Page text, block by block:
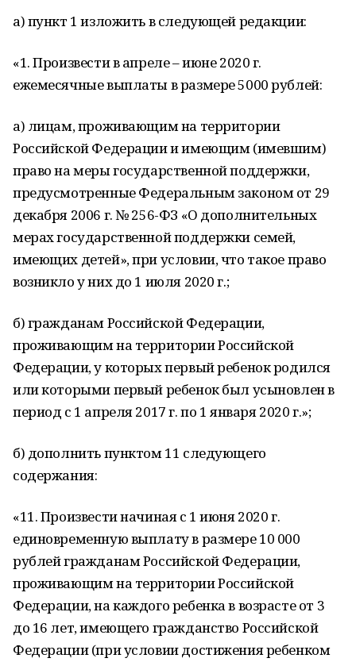
а) пункт 1 изложить в следующей редакции:
«1. Произвести в апреле – июне 2020 г.
ежемесячные выплаты в размере 5000 рублей:
а) лицам, проживающим на территории
Российской Федерации и имеющим (имевшим)
право на меры государственной поддержки,
предусмотренные Федеральным законом от 29
декабря 2006 г. № 256-ФЗ «О дополнительных
мерах государственной поддержки семей,
имеющих детей», при условии, что такое право
возникло у них до 1 июля 2020 г.;
б) гражданам Российской Федерации,
проживающим на территории Российской
Федерации, у которых первый ребенок родился
или которыми первый ребенок был усыновлен в
период с 1 апреля 2017 г. по 1 января 2020 г.»;
б) дополнить пунктом 11 следующего
содержания:
«11. Произвести начиная с 1 июня 2020 г.
единовременную выплату в размере 10 000
рублей гражданам Российской Федерации,
проживающим на территории Российской
Федерации, на каждого ребенка в возрасте от 3
до 16 лет, имеющего гражданство Российской
Федерации (при условии достижения ребенком